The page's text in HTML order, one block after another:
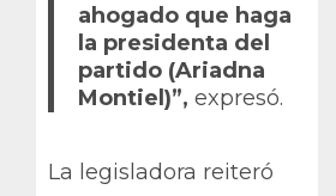
ahogado que haga
la presidenta del
partido (Ariadna
Montiel)”, expresó.
La legisladora reiteró